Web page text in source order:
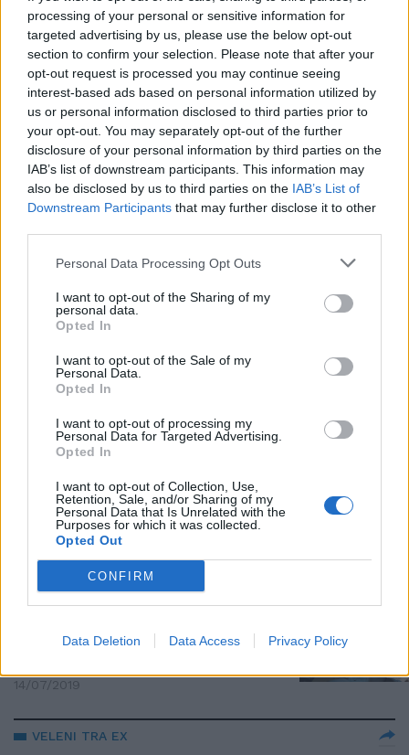
processing of your personal or sensitive information for
targeted advertising by us, please use the below opt-out
section to confirm your selection. Please note that after your
opt-out request is processed you may continue seeing
interest-based ads based on personal information utilized by
us or personal information disclosed to third parties prior to
your opt-out. You may separately opt-out of the further
disclosure of your personal information by third parties on the
IAB’s list of downstream participants. This information may
also be disclosed by us to third parties on the IAB’s List of
Downstream Participants that may further disclose it to other
Personal Data Processing Opt Outs
I want to opt-out of the Sharing of my
personal data.
Opted In
I want to opt-out of the Sale of my
Personal Data.
Opted In
I want to opt-out of processing my
Personal Data for Targeted Advertising.
Opted In
I want to opt-out of Collection, Use,
Retention, Sale, and/or Sharing of my
Personal Data that Is Unrelated with the
Purposes for which it was collected.
Opted Out
CONFIRM
Data Deletion Data Access Privacy Policy
04/06/2020
I CONTI DEL CLUB
I debiti della Roma salgono a
278 milioni
17/05/2020
EMERGENZA CORONAVIRUS
Liga spagnola in campo a fine
maggio: si gioca ogni 3 giorni
CON L'OK DELLA UE
Prestiti e mutui congelati nel
2020 Idea Matteo Renzi anti
coronavirus
08/03/2020
ARRIVA LA MAZZATA
La manovra dei vampiri Sei
miliardi di nuove tasse
10/11/2019
PROFONDO ROSSO
I partiti hanno 121 milioni di
14/07/2019
VELENI TRA EX